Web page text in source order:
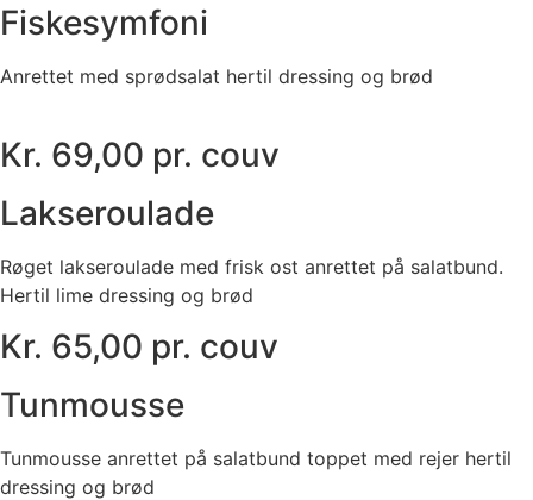
Fiskesymfoni
Anrettet med sprødsalat hertil dressing og brød
Kr. 69,00 pr. couv
Lakseroulade
Røget lakseroulade med frisk ost anrettet på salatbund.
Hertil lime dressing og brød
Kr. 65,00 pr. couv
Tunmousse
Tunmousse anrettet på salatbund toppet med rejer hertil
dressing og brød